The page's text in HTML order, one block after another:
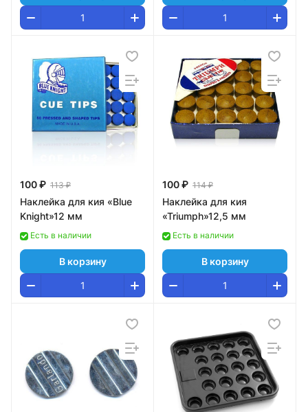
100 ₽ 113 ₽
Наклейка для кия «Blue
Knight»12 мм
Есть в наличии
В корзину
100 ₽ 114 ₽
Наклейка для кия
«Triumph»12,5 мм
Есть в наличии
В корзину